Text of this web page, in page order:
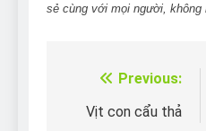
sẻ cùng với mọi người, không
Điều
hướng
Previous:
Vịt con cẩu thả